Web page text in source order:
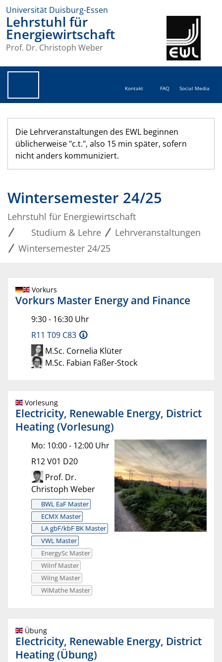
Universität Duisburg-Essen
Lehrstuhl für
Energiewirtschaft
Prof. Dr. Christoph Weber
Kontakt FAQ Social Media
Die Lehrveranstaltungen des EWL beginnen
üblicherweise "c.t.", also 15 min später, sofern
nicht anders kommuniziert.
Wintersemester 24/25
Lehrstuhl für Energiewirtschaft
Studium & Lehre
Lehrveranstaltungen
Wintersemester 24/25
Vorkurs
Vorkurs Master Energy and Finance
9:30 - 16:30 Uhr
R11 T09 C83
M.Sc. Cornelia Klüter
M.Sc. Fabian Fäßer-Stock
Vorlesung
Electricity, Renewable Energy, District
Heating (Vorlesung)
Mo: 10:00 - 12:00 Uhr
R12 V01 D20
Prof. Dr.
Christoph Weber
BWL EaF Master
ECMX Master
LA gbF/kbF BK Master
VWL Master
EnergySc Master
WiInf Master
WiIng Master
WiMathe Master
Übung
Electricity, Renewable Energy, District
Heating (Übung)